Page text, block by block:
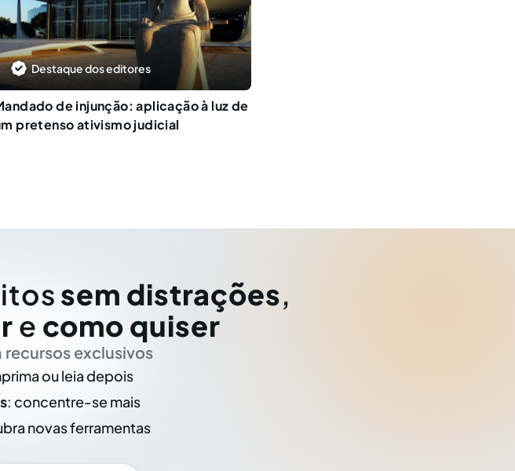
Destaque dos editores
de injunção: aplicação à luz de
pretenso ativismo judicial
sem distrações,
e como quiser
recursos exclusivos
ou leia depois
: concentre-se mais
novas ferramentas